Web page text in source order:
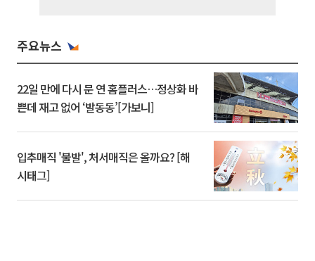
주요뉴스
22일 만에 다시 문 연 홈플러스…정상화 바
쁜데 재고 없어 ‘발동동’[가보니]
입추매직 '불발', 처서매직은 올까요? [해
시태그]